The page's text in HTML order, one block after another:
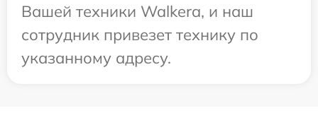
Вашей техники Walkera, и наш
сотрудник привезет технику по
указанному адресу.